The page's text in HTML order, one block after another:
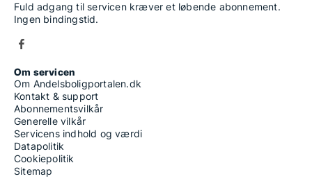
Fuld adgang til servicen kræver et løbende abonnement.
Ingen bindingstid.
Om servicen
Om Andelsboligportalen.dk
Kontakt & support
Abonnementsvilkår
Generelle vilkår
Servicens indhold og værdi
Datapolitik
Cookiepolitik
Sitemap